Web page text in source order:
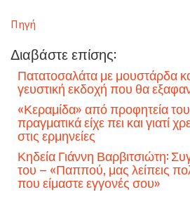
Πηγή
Διαβάστε επίσης:
Πατατοσαλάτα με μουστάρδα
γευστική εκδοχή που θα
«Κεραμίδα» από προφητεία του
πραγματικά είχε πει και γιατί
στις ερμηνείες
Κηδεία Γιάννη Βαρβιτσιώτη:
του – «Παππού, μας λείπεις
που είμαστε εγγονές σου»